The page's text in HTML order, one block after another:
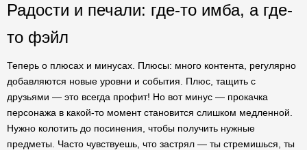
Радости и печали: где-то имба, а где-
то фэйл
Теперь о плюсах и минусах. Плюсы: много контента, регулярно
добавляются новые уровни и события. Плюс, тащить с
друзьями — это всегда профит! Но вот минус — прокачка
персонажа в какой-то момент становится слишком медленной.
Нужно колотить до посинения, чтобы получить нужные
предметы. Часто чувствуешь, что застрял — ты стремишься, ты